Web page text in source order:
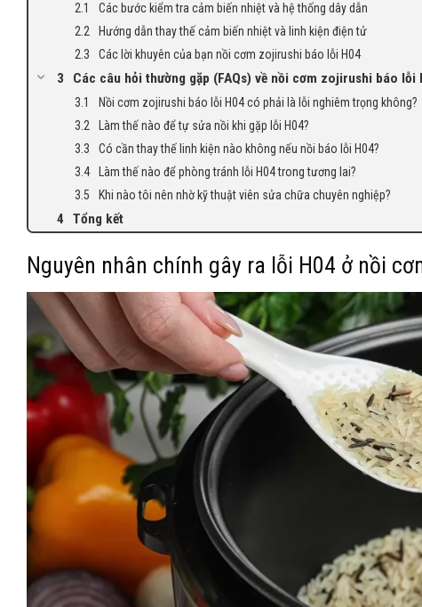
Các bước kiểm tra cảm biến nhiệt và hệ thống dây dẫn
Hướng dẫn thay thế cảm biến nhiệt và linh kiện điện tử
Các lời khuyên của bạn nồi cơm zojirushi báo lỗi H04
Các câu hỏi thường gặp (FAQs) về nồi cơm zojirushi báo lỗi
Nồi cơm zojirushi báo lỗi H04 có phải là lỗi nghiêm trọng không?
Làm thế nào để tự sửa nồi khi gặp lỗi H04?
Có cần thay thế linh kiện nào không nếu nồi báo lỗi H04?
Làm thế nào để phòng tránh lỗi H04 trong tương lai?
Khi nào tôi nên nhờ kỹ thuật viên sửa chữa chuyên nghiệp?
Tổng kết
Nguyên nhân chính gây ra lỗi H04 ở nồi